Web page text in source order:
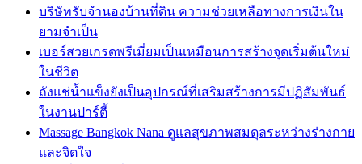
บริษัทรับจำนองบ้านที่ดิน ความช่วยเหลือทางการเงินใน
ยามจำเป็น
เบอร์สวยเกรดพรีเมี่ยมเป็นเหมือนการสร้างจุดเริ่มต้นใหม่
ในชีวิต
ถังแช่น้ำแข็งยังเป็นอุปกรณ์ที่เสริมสร้างการมีปฏิสัมพันธ์
ในงานปาร์ตี้
Massage Bangkok Nana ดูแลสุขภาพสมดุลระหว่างร่างกาย
และจิตใจ